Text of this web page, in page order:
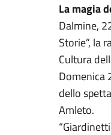
La magia
Dalmine,
Storie”, la
Cultura
Domenica
dello
Amleto.